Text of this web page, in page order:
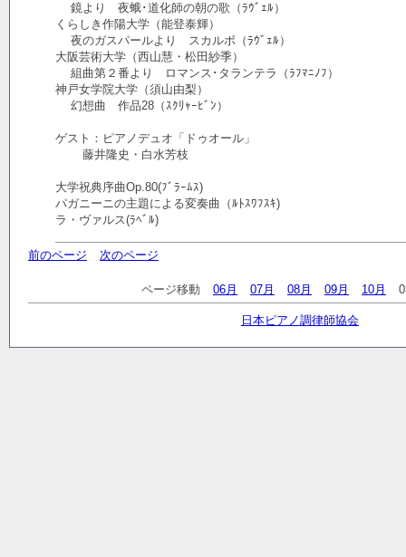
鏡より 夜蛾･道化師の朝の歌（ﾗｳﾞｪﾙ）
くらしき作陽大学（能登泰輝）
夜のガスパールより スカルボ（ﾗｳﾞｪﾙ）
大阪芸術大学（西山慧・松田紗季）
組曲第２番より ロマンス･タランテラ（ﾗﾌﾏﾆﾉﾌ）
神戸女学院大学（須山由梨）
幻想曲 作品28（ｽｸﾘｬｰﾋﾞﾝ）
ゲスト：ピアノデュオ「ドゥオール」
藤井隆史・白水芳枝
大学祝典序曲Op.80(ﾌﾞﾗｰﾑｽ)
パガニーニの主題による変奏曲（ﾙﾄｽﾜﾌｽｷ)
ラ・ヴァルス(ﾗﾍﾞﾙ)
前のページ 次のページ
ページ移動 06月 07月 08月 09月 10月
日本ピアノ調律師協会